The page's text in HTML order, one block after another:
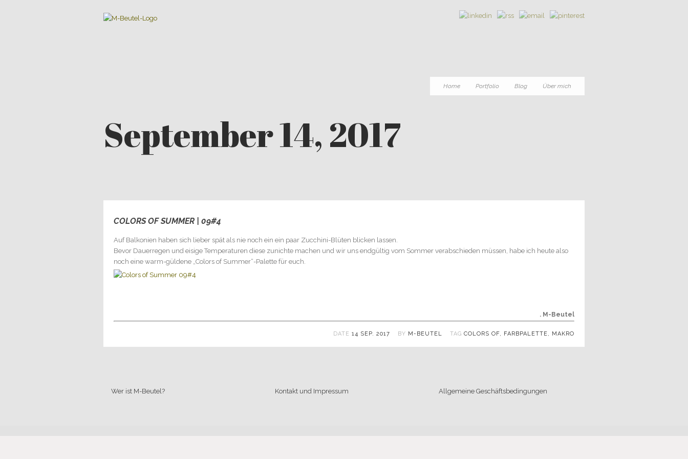
Home Portfolio Blog Über mich
September 14, 2017
COLORS OF SUMMER | 09#4
Auf Balkonien haben sich lieber spät als nie noch ein ein paar Zucchini-Blüten blicken lassen.
Bevor Dauerregen und eisige Temperaturen diese zunichte machen und wir uns endgültig vom Sommer verabschieden müssen, habe ich heute also
noch eine warm-güldene „Colors of Summer“-Palette für euch.
. M-Beutel
DATE 14 SEP. 2017 BY M-BEUTEL TAG COLORS OF, FARBPALETTE, MAKRO
Wer ist M-Beutel? Kontakt und Impressum Allgemeine Geschäftsbedingungen